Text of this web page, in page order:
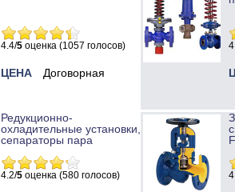
4.4/5 оценка (1057 голосов)
ЦЕНА Договорная
Редукционно-
охладительные установки,
сепараторы пара
4.2/5 оценка (580 голосов)